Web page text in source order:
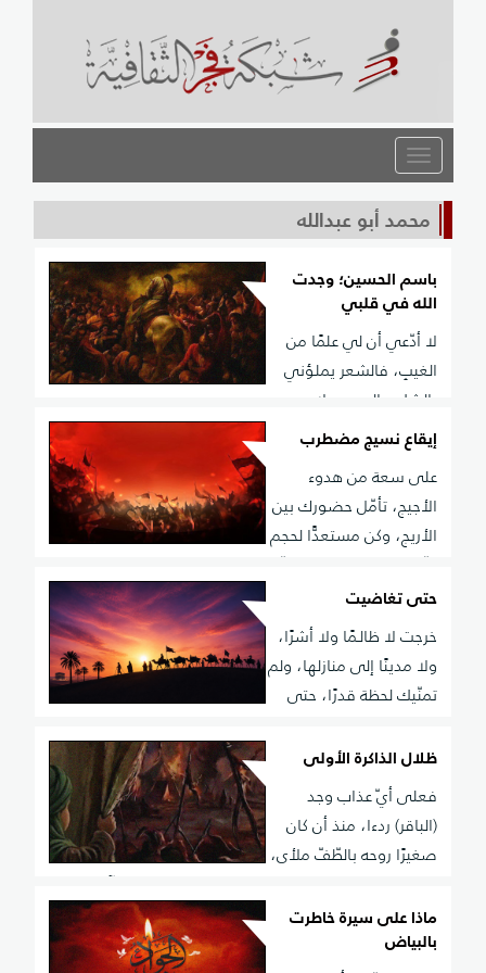
القائمة
محمد أبو عبدالله
باسم الحسين؛ وجدت
الله في قلبي
لا أدّعي أن لي علمًا من
الغيبِ، فالشعر يملؤني
بالشك والريبِ، ملامحي
لم تعد كالطفل تشبهني، والذنب فيَّ غريقٌrnداخل الذنبِ،
أمشي ولستُ أرى في الأرض مغفرةً تكفي، لقلبٍ يغني
خارج السربِ
إيقاع نسيج مضطرب
على سعة من هدوء
الأجيج، تأمّل حضورك بين
الأريج، وكن مستعدًّا لحجم
التّداخل، حزن يقين وشكّ بهيج، على الطّفّ شيء تغيّر، منذ
تردّد تحت الجواد الضّجيج، وفي كلّ موجة طول تعلّق، وقع
الخطى باكتمال النّسيج
حتى تغاضيت
خرجت لا ظالـمًا ولا أشرًا،
ولا مدينًا إلى منازلها، ولم
تمنّيك لحظة قدرًا، حتى
في عواملها
ظلال الذاكرة الأولى
فعلى أيّ عذاب وجد
(الباقر) ردءا، منذ أن كان
صغيرًا روحه بالطّفّ ملأى،
لا يرى للجرح وجهًا لا ولا للعمر فيئا، لم يجد بين المآسي غير
رزء جرّ رزءا، يعبر المشهد لكن يسرف التّكرار بطئا
ماذا على سيرة خاطرت
بالبياض